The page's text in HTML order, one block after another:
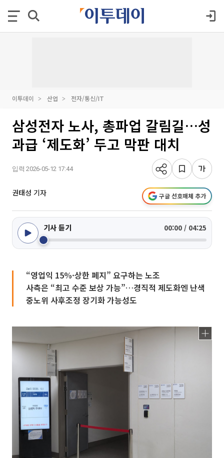
이투데이 산업 전자/통신/IT
삼성전자 노사, 총파업 갈림길…성
과급 ‘제도화’ 두고 막판 대치
입력 2026-05-12 17:44
권태성 기자 구글 선호매체 추가
기사 듣기 00:00 / 04:25
“영업익 15%·상한 폐지” 요구하는 노조
사측은 “최고 수준 보상 가능”…경직적 제도화엔 난색
중노위 사후조정 장기화 가능성도